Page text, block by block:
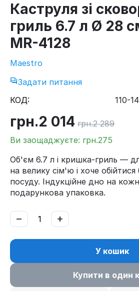
Каструля зі
гриль 6.7 л Ø 28
MR-4128
Maestro
Задати питання
КОД:
110-
грн.2 014 грн.2 289
Ви заощаджуєте: грн.275
Об'єм 6.7 л і кришка-гриль —
на велику сім'ю і хоче обійтися
посуду. Індукційне дно на
подарункова упаковка.
+
−
У кошик
Купити в один